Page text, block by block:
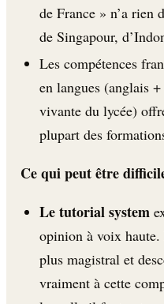
de France » n’a rien
de Singapour,
Les compétences
en langues (anglais
vivante du lycée)
plupart des
Ce qui peut être
Le tutorial system
opinion à voix
plus magistral et
vraiment à cette